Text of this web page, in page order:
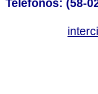
Telefonos: (58-